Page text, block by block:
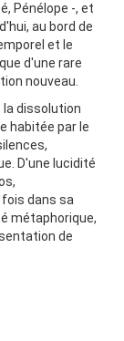
Pénélope -, et
au bord de
et le
d'une rare
nouveau.
la dissolution
habitée par le
D'une lucidité
dans sa
métaphorique,
de